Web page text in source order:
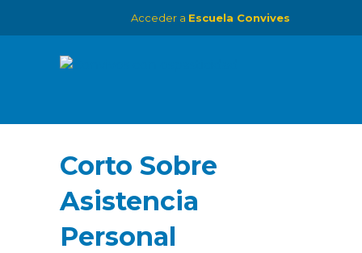
Acceder a Escuela Convives
Corto Sobre
Asistencia
Personal